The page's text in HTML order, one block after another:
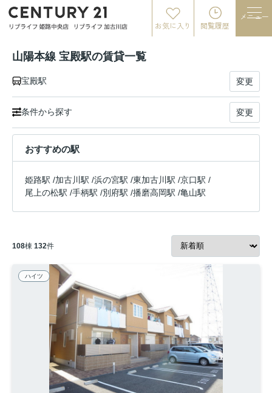
お気に入り 閲覧履歴
メニュー
山陽本線 宝殿駅の賃貸一覧
宝殿駅 変更
条件から探す 変更
おすすめの駅
姫路駅 /加古川駅 /浜の宮駅 /東加古川駅 /京口駅 /
尾上の松駅 /手柄駅 /別府駅 /播磨高岡駅 /亀山駅
108棟 132件
ハイツ